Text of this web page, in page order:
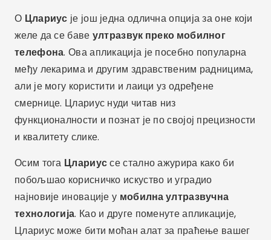
О Цлариус је још једна одлична опција за оне који
желе да се баве ултразвук преко мобилног
телефона. Ова апликација је посебно популарна
међу лекарима и другим здравственим радницима,
али је могу користити и лаици уз одређене
смернице. Цлариус нуди читав низ
функционалности и познат је по својој прецизности
и квалитету слике.
Осим тога Цлариуссе стално ажурира како би
побољшао корисничко искуство и уградио
најновије иновације у мобилна ултразвучна
технологија. Као и друге поменуте апликације,
Цлариус може бити моћан алат за праћење вашег